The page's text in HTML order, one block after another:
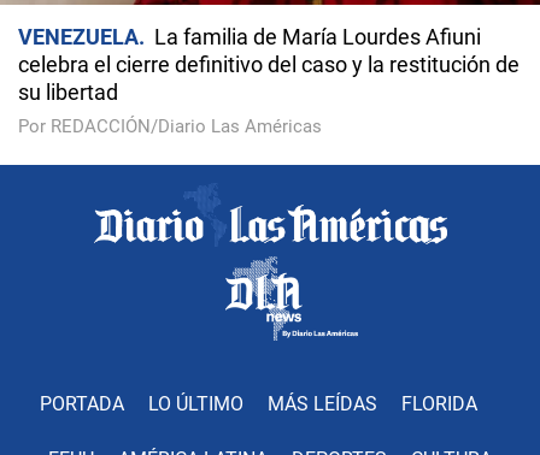
VENEZUELA
La familia de María Lourdes Afiuni
celebra el cierre definitivo del caso y la restitución de
su libertad
Por REDACCIÓN/Diario Las Américas
PORTADA LO ÚLTIMO MÁS LEÍDAS FLORIDA